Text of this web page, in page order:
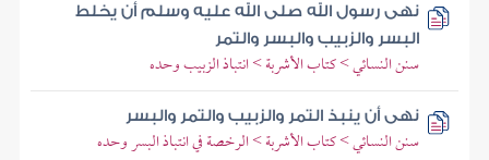
نهى رسول الله صلى الله عليه وسلم أن يخلط
البسر والزبيب والبسر والتمر
سنن النسائي > كتاب الأشربة > انتباذ الزبيب وحده
نهى أن ينبذ التمر والزبيب والتمر والبسر
سنن النسائي > كتاب الأشربة > الرخصة في انتباذ البسر وحده